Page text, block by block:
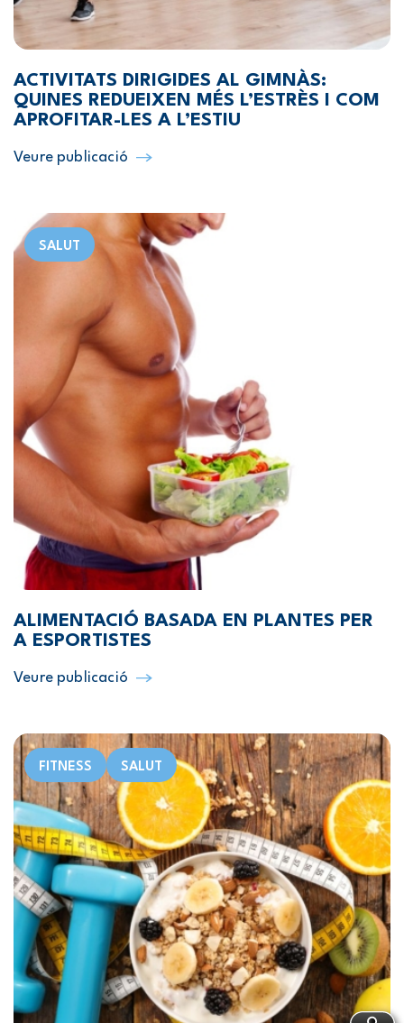
ACTIVITATS DIRIGIDES AL GIMNÀS:
QUINES REDUEIXEN MÉS L’ESTRÈS I COM
APROFITAR-LES A L’ESTIU
Veure publicació
SALUT
ALIMENTACIÓ BASADA EN PLANTES PER
A ESPORTISTES
Veure publicació
FITNESS SALUT